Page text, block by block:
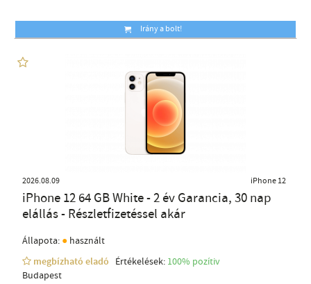
Irány a bolt!
2026.08.09 iPhone 12
iPhone 12 64 GB White - 2 év Garancia, 30 nap
elállás - Részletfizetéssel akár
Állapota: ● használt
megbízható eladó
Értékelések: 100% pozítiv
Budapest